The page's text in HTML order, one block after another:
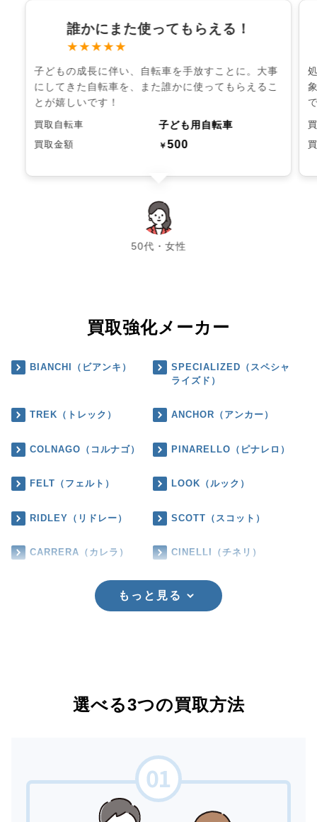
誰かにまた使ってもらえる！
★★★★★
子どもの成長に伴い、自転車を手放すことに。大事
にしてきた自転車を、また誰かに使ってもらえるこ
とが嬉しいです！
買取自転車 子ども用自転車
買取金額 ￥500
50代・女性
chevron_left chevron_right
買取強化メーカー
BIANCHI（ビアンキ）
SPECIALIZED（スペシャ
ライズド）
TREK（トレック） ANCHOR（アンカー）
COLNAGO（コルナゴ） PINARELLO（ピナレロ）
FELT（フェルト） LOOK（ルック）
RIDLEY（リドレー） SCOTT（スコット）
CARRERA（カレラ） CINELLI（チネリ）
もっと見る
選べる3つの買取方法